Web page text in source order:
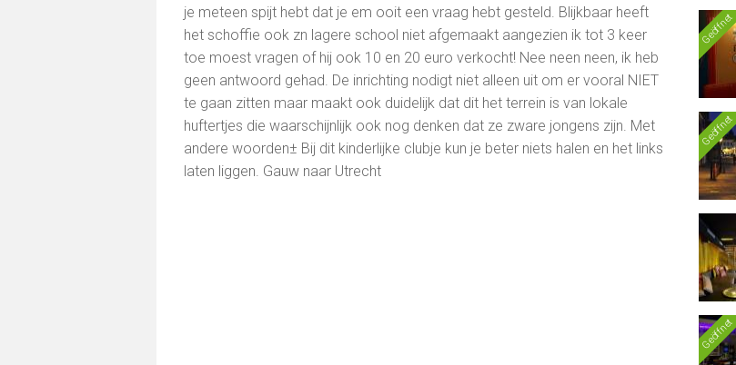
Geöffnet
Geöffnet
Geöffnet
je meteen spijt hebt dat je em ooit een vraag hebt gesteld. Blijkbaar heeft
het schoffie ook zn lagere school niet afgemaakt aangezien ik tot 3 keer
toe moest vragen of hij ook 10 en 20 euro verkocht! Nee neen neen, ik heb
geen antwoord gehad. De inrichting nodigt niet alleen uit om er vooral NIET
te gaan zitten maar maakt ook duidelijk dat dit het terrein is van lokale
huftertjes die waarschijnlijk ook nog denken dat ze zware jongens zijn. Met
andere woorden± Bij dit kinderlijke clubje kun je beter niets halen en het links
laten liggen. Gauw naar Utrecht